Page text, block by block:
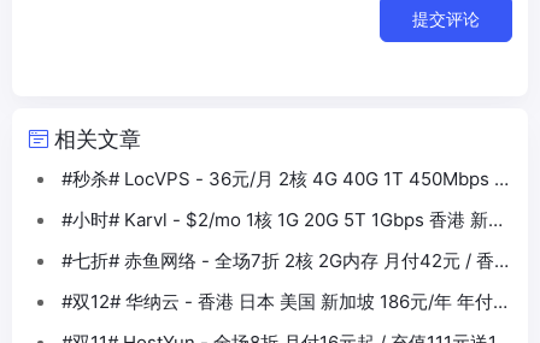
提交评论
相关文章
#秒杀# LocVPS - 36元/月 2核 4G 40G 1T 450Mbps 日
#小时# Karvl - $2/mo 1核 1G 20G 5T 1Gbps 香港 新加
#七折# 赤鱼网络 - 全场7折 2核 2G内存 月付42元 / 香港
#双12# 华纳云 - 香港 日本 美国 新加坡 186元/年 年付额